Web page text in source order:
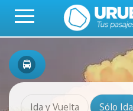
Ida y Vuelta Sólo Ida